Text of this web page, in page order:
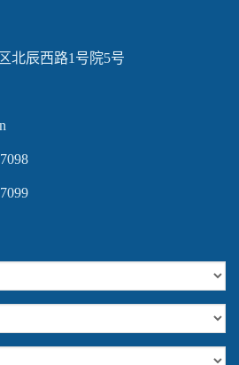
辰西路1号院5号